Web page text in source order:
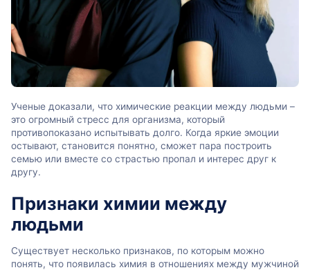
Ученые доказали, что химические реакции между людьми –
это огромный стресс для организма, который
противопоказано испытывать долго. Когда яркие эмоции
остывают, становится понятно, сможет пара построить
семью или вместе со страстью пропал и интерес друг к
другу.
Признаки химии между
людьми
Существует несколько признаков, по которым можно
понять, что появилась химия в отношениях между мужчиной